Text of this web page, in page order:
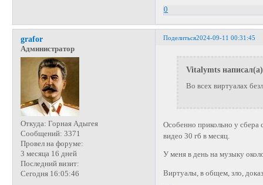
0
Поделиться2024-09-11 00:31:45
grafor
Администратор
Откуда: Горная Адыгея
Сообщений: 3371
Провел на форуме:
3 месяца 16 дней
Последний визит:
Сегодня 16:05:46
Vitalymts
Во всех виртуалах
Особенно прикольно у сбера
видео 30 гб в месяц.
У меня в день на музыку
Виртуалы, в общем, зло,